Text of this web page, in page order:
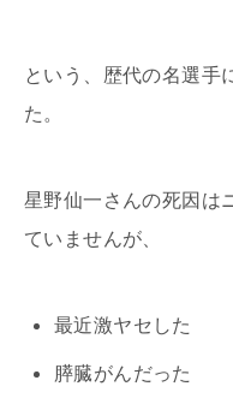
という、歴代の名選手
た。
星野仙一さんの死因は
ていませんが、
最近激ヤセした
膵臓がんだった